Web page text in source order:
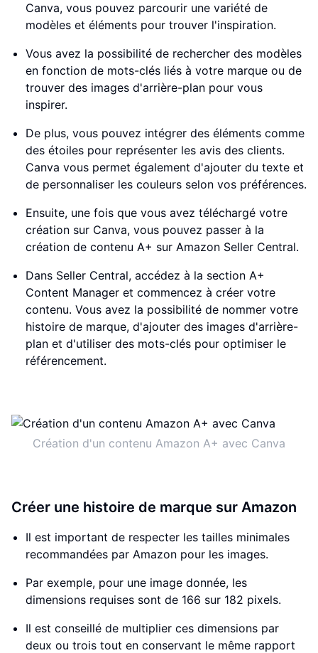
Canva, vous pouvez parcourir une variété de
modèles et éléments pour trouver l'inspiration.
Vous avez la possibilité de rechercher des modèles
en fonction de mots-clés liés à votre marque ou de
trouver des images d'arrière-plan pour vous
inspirer.
De plus, vous pouvez intégrer des éléments comme
des étoiles pour représenter les avis des clients.
Canva vous permet également d'ajouter du texte et
de personnaliser les couleurs selon vos préférences.
Ensuite, une fois que vous avez téléchargé votre
création sur Canva, vous pouvez passer à la
création de contenu A+ sur Amazon Seller Central.
Dans Seller Central, accédez à la section A+
Content Manager et commencez à créer votre
contenu. Vous avez la possibilité de nommer votre
histoire de marque, d'ajouter des images d'arrière-
plan et d'utiliser des mots-clés pour optimiser le
référencement.
Création d'un contenu Amazon A+ avec Canva
Créer une histoire de marque sur Amazon
Il est important de respecter les tailles minimales
recommandées par Amazon pour les images.
Par exemple, pour une image donnée, les
dimensions requises sont de 166 sur 182 pixels.
Il est conseillé de multiplier ces dimensions par
deux ou trois tout en conservant le même rapport